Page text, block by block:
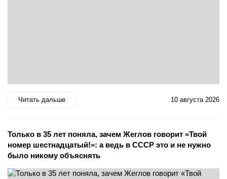
Читать дальше 10 августа 2026
Только в 35 лет поняла, зачем Жеглов говорит «Твой
номер шестнадцатый!»: а ведь в СССР это и не нужно
было никому объяснять